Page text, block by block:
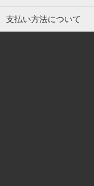
支払い方法について